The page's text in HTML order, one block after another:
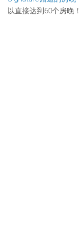
以直接达到60个房晚！